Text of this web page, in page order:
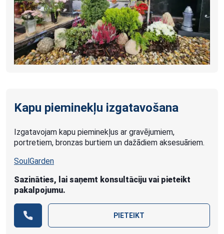
Kapu pieminekļu izgatavošana
Izgatavojam kapu pieminekļus ar gravējumiem,
portretiem, bronzas burtiem un dažādiem aksesuāriem.
SoulGarden
Sazināties, lai saņemt konsultāciju vai pieteikt
pakalpojumu.
PIETEIKT